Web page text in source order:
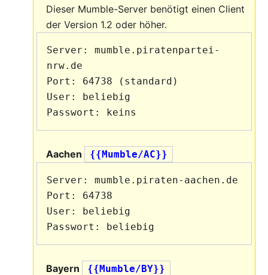
Dieser Mumble-Server benötigt einen Client
der Version 1.2 oder höher.
Server: mumble.piratenpartei-
nrw.de
Port: 64738 (standard)
User: beliebig
Aachen {{Mumble/AC}}
Server: mumble.piraten-aachen.de
Port: 64738
User: beliebig
Bayern {{Mumble/BY}}